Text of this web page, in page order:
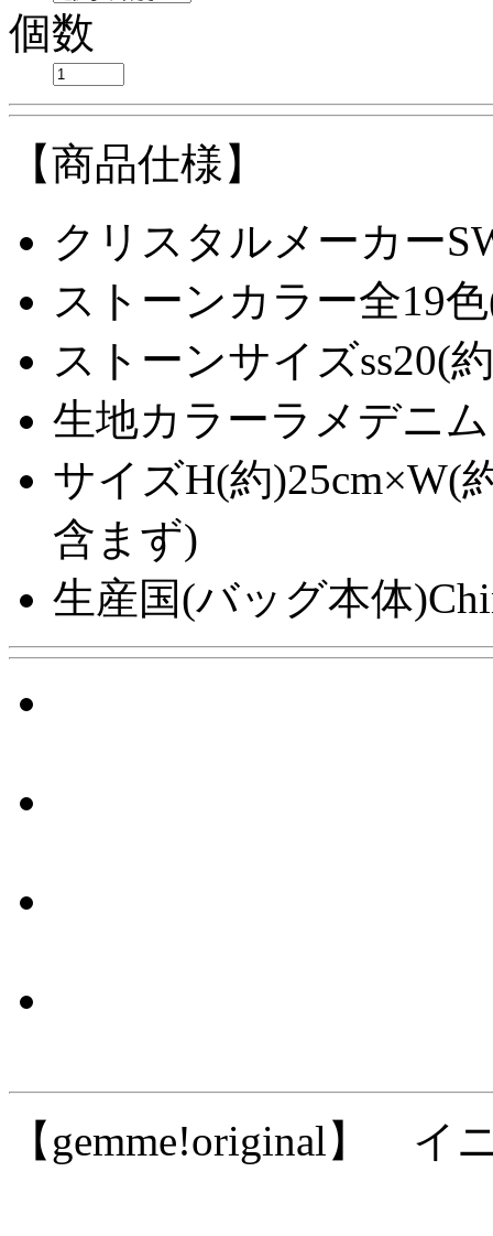
個数
【商品仕様】
クリスタルメーカー
ストーンカラー全19
ストーンサイズss20(
生地カラーラメデニム
サイズH(約)25cm×W(
含まず)
生産国(バッグ本体)
【gemme!original】 イ